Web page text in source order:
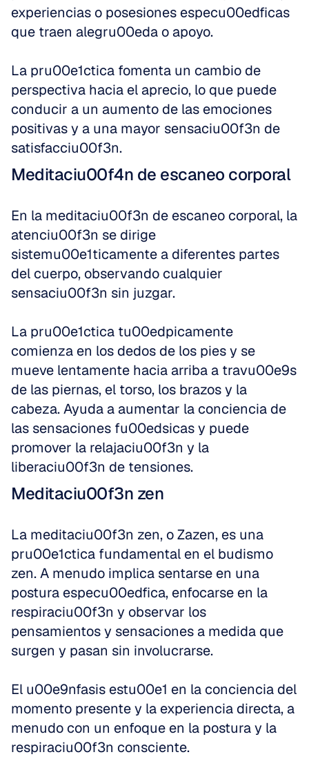
experiencias o posesiones especu00edficas
que traen alegru00eda o apoyo.
La pru00e1ctica fomenta un cambio de
perspectiva hacia el aprecio, lo que puede
conducir a un aumento de las emociones
positivas y a una mayor sensaciu00f3n de
satisfacciu00f3n.
Meditaciu00f4n de escaneo corporal
En la meditaciu00f3n de escaneo corporal, la
atenciu00f3n se dirige
sistemu00e1ticamente a diferentes partes
del cuerpo, observando cualquier
sensaciu00f3n sin juzgar.
La pru00e1ctica tu00edpicamente
comienza en los dedos de los pies y se
mueve lentamente hacia arriba a travu00e9s
de las piernas, el torso, los brazos y la
cabeza. Ayuda a aumentar la conciencia de
las sensaciones fu00edsicas y puede
promover la relajaciu00f3n y la
liberaciu00f3n de tensiones.
Meditaciu00f3n zen
La meditaciu00f3n zen, o Zazen, es una
pru00e1ctica fundamental en el budismo
zen. A menudo implica sentarse en una
postura especu00edfica, enfocarse en la
respiraciu00f3n y observar los
pensamientos y sensaciones a medida que
surgen y pasan sin involucrarse.
El u00e9nfasis estu00e1 en la conciencia del
momento presente y la experiencia directa, a
menudo con un enfoque en la postura y la
respiraciu00f3n consciente.